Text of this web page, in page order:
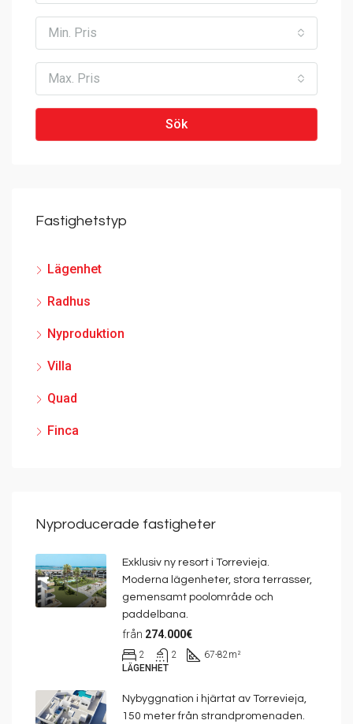
Min. Pris
Max. Pris
Sök
Fastighetstyp
Lägenhet
Radhus
Nyproduktion
Villa
Quad
Finca
Nyproducerade fastigheter
Exklusiv ny resort i Torrevieja.
Moderna lägenheter, stora terrasser,
gemensamt poolområde och
paddelbana.
från 274.000€
2 2 67-82m²
LÄGENHET
Nybyggnation i hjärtat av Torrevieja,
150 meter från strandpromenaden.